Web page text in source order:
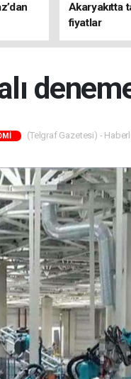
Akaryakıtta
fiyatlar
(Telgraf Gazetesi) -